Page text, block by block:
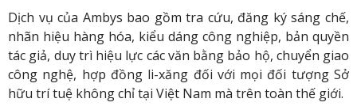
Dịch vụ của Ambys bao gồm tra cứu, đăng ký sáng chế,
nhãn hiệu hàng hóa, kiểu dáng công nghiệp, bản quyền
tác giả, duy trì hiệu lực các văn bằng bảo hộ, chuyển giao
công nghệ, hợp đồng li-xăng đối với mọi đối tượng Sở
hữu trí tuệ không chỉ tại Việt Nam mà trên toàn thế giới.